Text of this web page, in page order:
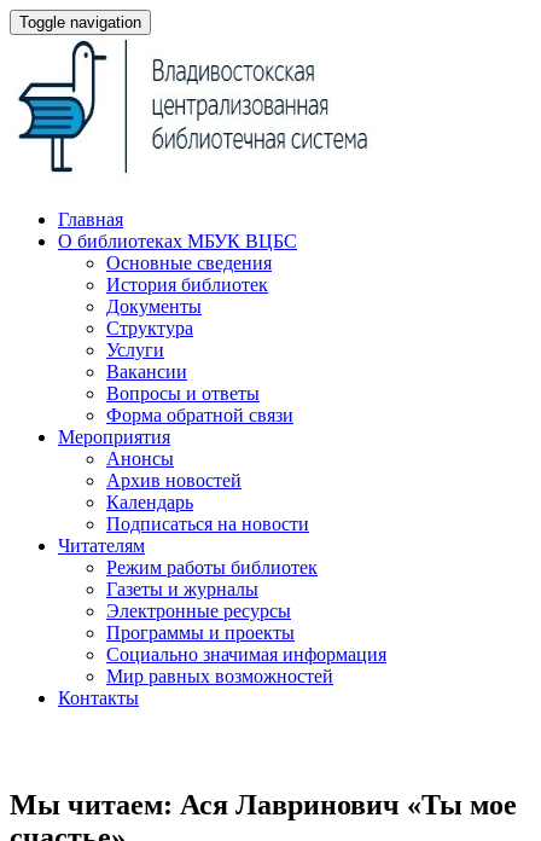
Toggle navigation
Главная
О библиотеках МБУК ВЦБС
Основные сведения
История библиотек
Документы
Структура
Услуги
Вакансии
Вопросы и ответы
Форма обратной связи
Мероприятия
Анонсы
Архив новостей
Календарь
Подписаться на новости
Читателям
Режим работы библиотек
Газеты и журналы
Электронные ресурсы
Программы и проекты
Социально значимая информация
Мир равных возможностей
Контакты
Мы читаем: Ася Лавринович «Ты мое